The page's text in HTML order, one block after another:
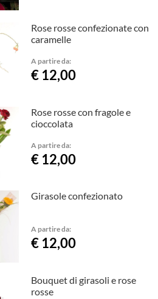
Rose rosse confezionate con
caramelle
A partire da:
€ 12,00
Rose rosse con fragole e
cioccolata
A partire da:
€ 12,00
Girasole confezionato
A partire da:
€ 12,00
Bouquet di girasoli e rose
rosse